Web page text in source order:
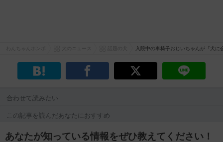
入院中の車椅子おじいちゃんが『犬
合わせて読みたい
この記事を読んだあなたにおすすめ
あなたが知っている情報をぜひ教えてください！